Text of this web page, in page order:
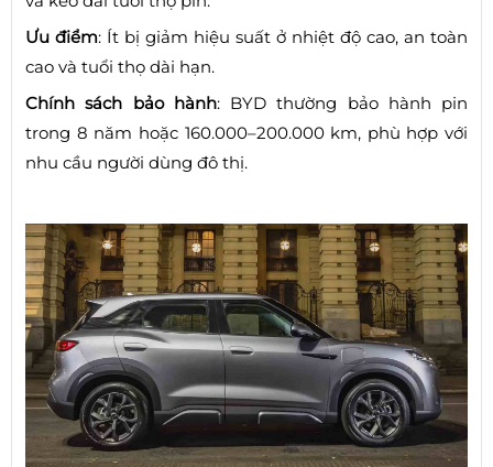
Ưu điểm: Ít bị giảm hiệu suất ở nhiệt độ cao, an toàn
cao và tuổi thọ dài hạn.
Chính sách bảo hành: BYD thường bảo hành pin
trong 8 năm hoặc 160.000–200.000 km, phù hợp với
nhu cầu người dùng đô thị.